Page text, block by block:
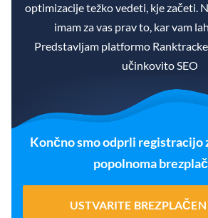
optimizacije težko vedeti, kje začeti.
imam za vas prav to, kar vam
Predstavljam platformo
učinkovito SEO
Končno smo odprli registracijo
popolnoma
USTVARITE